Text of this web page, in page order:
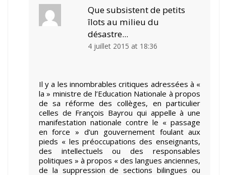
Que subsistent de petits
îlots au milieu du
désastre...
4 juillet 2015 at 18:36
Il y a les innombrables critiques adressées à «
la » ministre de l’Education Nationale à propos
de sa réforme des collèges, en particulier
celles de François Bayrou qui appelle à une
manifestation nationale contre le « passage
en force » d’un gouvernement foulant aux
pieds « les préoccupations des enseignants,
des intellectuels ou des responsables
politiques » à propos « des langues anciennes,
de la suppression de sections bilingues ou